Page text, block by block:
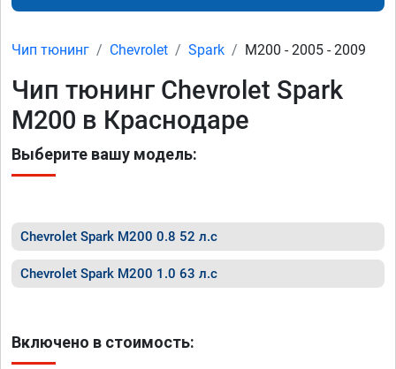
Чип тюнинг Chevrolet Spark M200 - 2005 - 2009
Чип тюнинг Chevrolet Spark
M200 в Краснодаре
Выберите вашу модель:
Chevrolet Spark M200 0.8 52 л.с
Chevrolet Spark M200 1.0 63 л.с
Включено в стоимость: